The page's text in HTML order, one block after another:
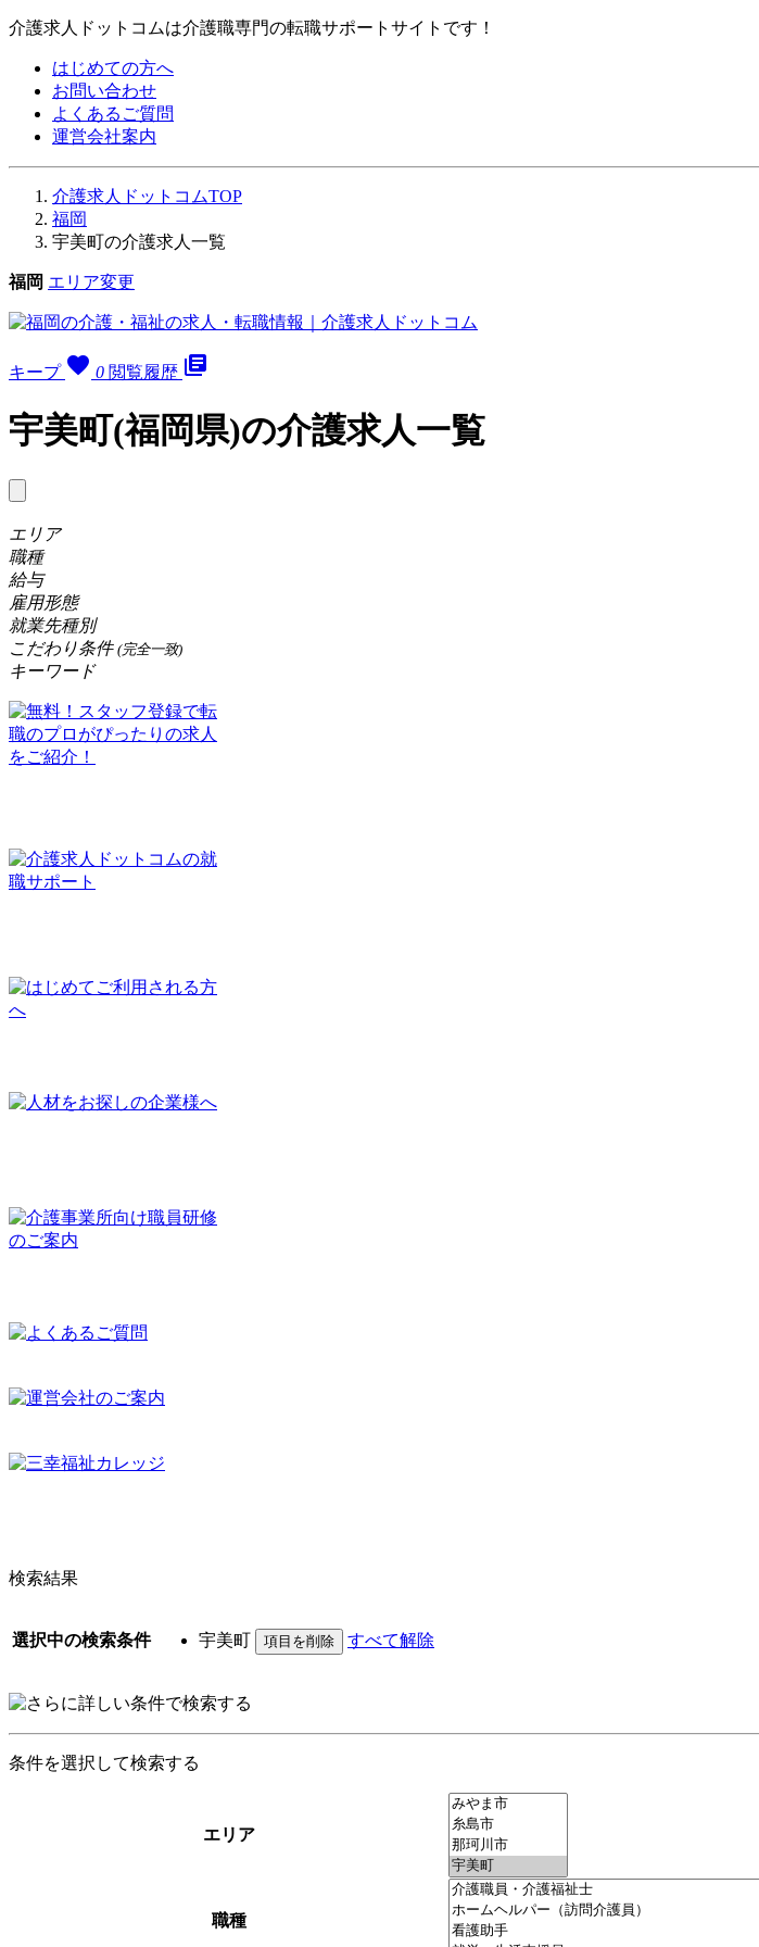
介護求人ドットコムは介護職専門の転職サポートサイトです！
はじめての方へ
お問い合わせ
よくあるご質問
運営会社案内
介護求人ドットコムTOP
福岡
宇美町の介護求人一覧
福岡 エリア変更
キープ favorite 0 閲覧履歴 library_books
宇美町(福岡県)の介護求人一覧
エリア
職種
給与
雇用形態
就業先種別
こだわり条件 (完全一致)
キーワード
検索結果
選択中の検索条件 宇美町 すべて解除
条件を選択して検索する
エリア
職種